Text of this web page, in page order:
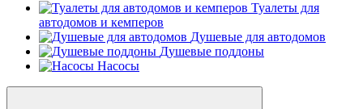
Туалеты для
автодомов и кемперов
Душевые для автодомов
Душевые поддоны
Насосы